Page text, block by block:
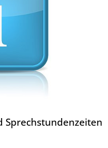
Sprechstundenzeiten